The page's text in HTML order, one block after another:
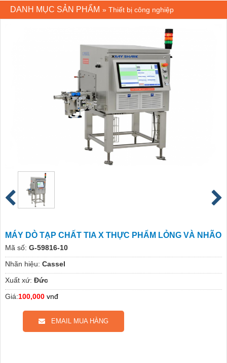
DANH MỤC SẢN PHẨM » Thiết bị công nghiệp
MÁY DÒ TẠP CHẤT TIA X THỰC PHẨM LỎNG VÀ NHÃO
Mã số: G-59816-10
Nhãn hiệu: Cassel
Xuất xứ: Đức
Giá:100,000 vnđ
EMAIL MUA HÀNG